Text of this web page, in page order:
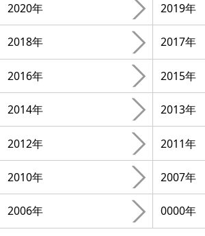
2020年 2019年
2018年 2017年
2016年 2015年
2014年 2013年
2012年 2011年
2010年 2007年
2006年 0000年